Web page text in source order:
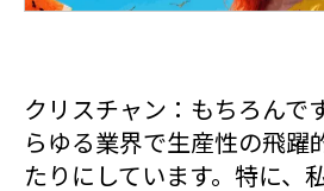
クリスチャン：もちろんで
らゆる業界で生産性の飛躍
たりにしています。特に、